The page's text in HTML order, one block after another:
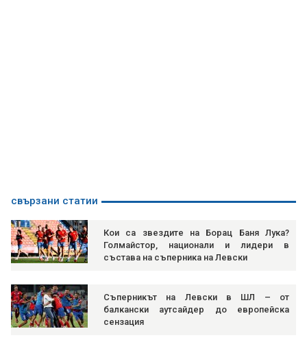
свързани статии
Кои са звездите на Борац Баня Лука?
Голмайстор, национали и лидери в
състава на съперника на Левски
Съперникът на Левски в ШЛ – от
балкански аутсайдер до европейска
сензация